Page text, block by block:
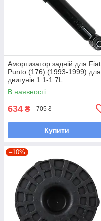
Амортизатор задній для Fiat
Punto (176) (1993-1999) для
двигунів 1.1-1.7L
В наявності
634 ₴ 705 ₴
Купити
–10%